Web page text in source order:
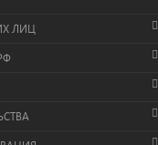
ЛИЦ